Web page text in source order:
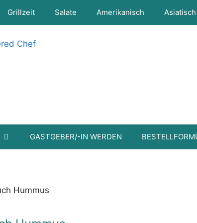
Grillzeit Salate Amerikanisch Asiatisch
GASTGEBER/-IN WERDEN